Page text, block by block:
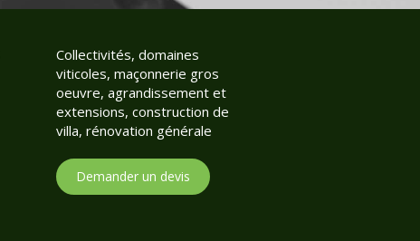
Collectivités, domaines
viticoles, maçonnerie gros
oeuvre, agrandissement et
extensions, construction de
villa, rénovation générale
Demander un devis